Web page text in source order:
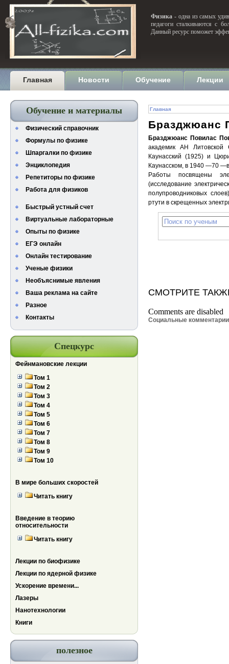
Физика - одна из самых
педагоги сталкиваются с
Данный ресурс поможет
Главная Новости Обучение Лекции
Обучение и материалы
Физический справочник
Формулы по физике
Шпаргалки по физике
Энциклопедия
Репетиторы по физике
Работа для физиков
Быстрый устный счет
Виртуальные лабораторные
Опыты по физике
ЕГЭ онлайн
Онлайн тестирование
Ученые физики
Необъяснимые явления
Ваша реклама на сайте
Разное
Контакты
Спецкурс
Фейнмановские лекции
Том 1
Том 2
Том 3
Том 4
Том 5
Том 6
Том 7
Том 8
Том 9
Том 10
В мире больших скоростей
Читать книгу
Введение в теорию
относительности
Читать книгу
Лекции по биофизике
Лекции по ядерной физике
Ускорение времени...
Лазеры
Нанотехнологии
Книги
полезное
Главная
Бразджюанс
Бразджюанс Повилас
академик АН
Каунасский (1925) и
Каунасском, в 1940 —70
Работы посвящены
(исследование
полупроводниковых
ртути в скрещенных
СМОТРИТЕ
Comments are disabled
Социальные